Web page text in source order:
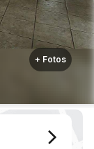
+ Fotos